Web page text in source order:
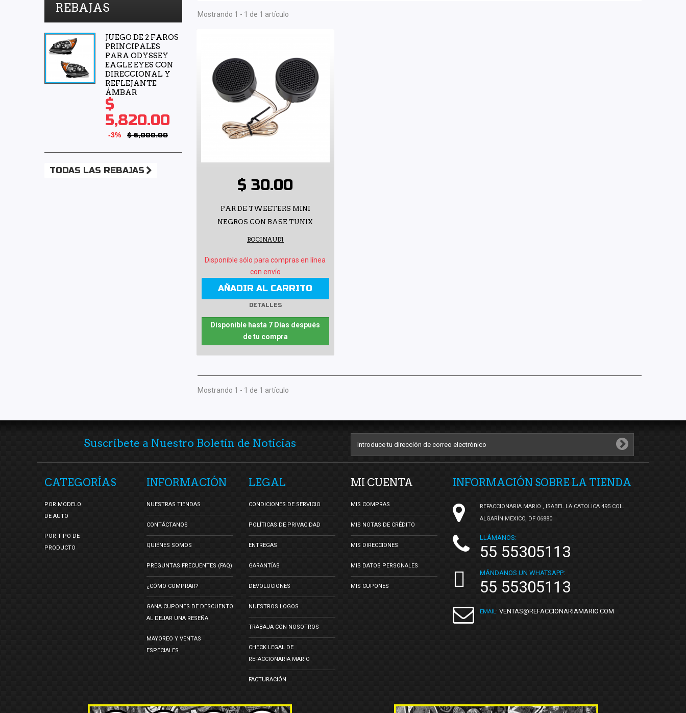
REBAJAS
JUEGO DE 2 FAROS
PRINCIPALES
PARA ODYSSEY
EAGLE EYES CON
DIRECCIONAL Y
REFLEJANTE
ÁMBAR
$
5,820.00
-3% $ 6,000.00
TODAS LAS REBAJAS
Mostrando 1 - 1 de 1 artículo
$ 30.00
PAR DE TWEETERS MINI
NEGROS CON BASE TUNIX
BOCINAUD1
Disponible sólo para compras en línea
con envío
AÑADIR AL CARRITO
DETALLES
Disponible hasta 7 Días después
de tu compra
Mostrando 1 - 1 de 1 artículo
Suscríbete a Nuestro Boletín de Noticias
CATEGORÍAS
POR MODELO
DE AUTO
POR TIPO DE
PRODUCTO
INFORMACIÓN
NUESTRAS TIENDAS
CONTÁCTANOS
QUIÉNES SOMOS
PREGUNTAS FRECUENTES (FAQ)
¿CÓMO COMPRAR?
GANA CUPONES DE DESCUENTO
AL DEJAR UNA RESEÑA
MAYOREO Y VENTAS
ESPECIALES
LEGAL
CONDICIONES DE SERVICIO
POLÍTICAS DE PRIVACIDAD
ENTREGAS
GARANTÍAS
DEVOLUCIONES
NUESTROS LOGOS
TRABAJA CON NOSOTROS
CHECK LEGAL DE
REFACCIONARIA MARIO
FACTURACIÓN
MI CUENTA
MIS COMPRAS
MIS NOTAS DE CRÉDITO
MIS DIRECCIONES
MIS DATOS PERSONALES
MIS CUPONES
INFORMACIÓN SOBRE LA TIENDA
REFACCIONARIA MARIO , ISABEL LA CATOLICA 495 COL.
ALGARÍN MEXICO, DF 06880
LLÁMANOS:
55 55305113
MÁNDANOS UN WHATSAPP:
55 55305113
EMAIL: VENTAS@REFACCIONARIAMARIO.COM